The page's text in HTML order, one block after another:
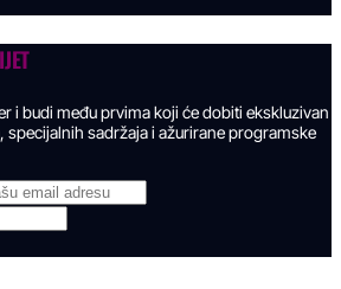
i budi među prvima koji će dobiti ekskluzivan
specijalnih sadržaja i ažurirane programske